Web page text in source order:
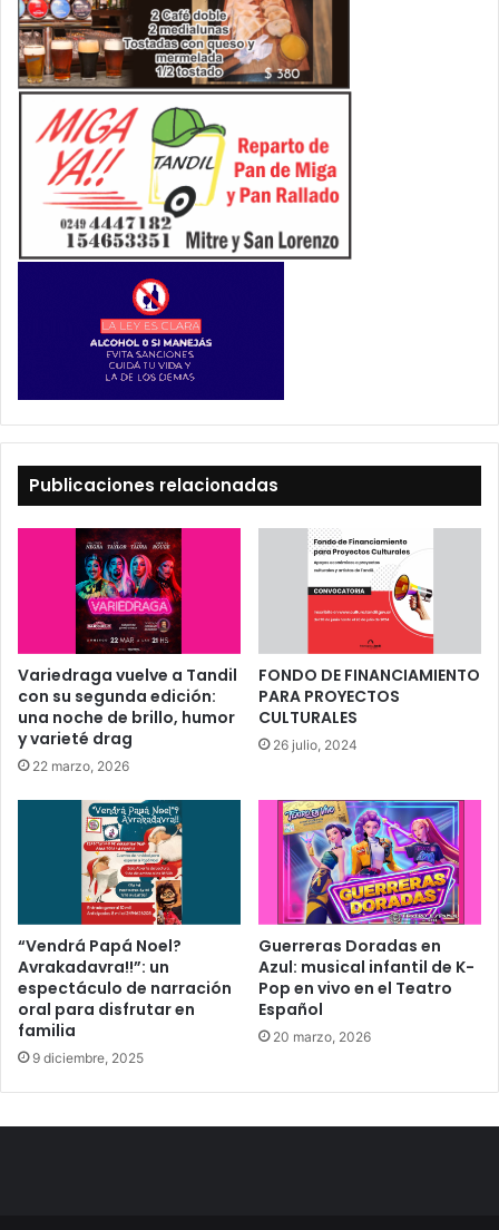
Publicaciones relacionadas
Variedraga vuelve a Tandil
con su segunda edición:
una noche de brillo, humor
y varieté drag
22 marzo, 2026
FONDO DE FINANCIAMIENTO
PARA PROYECTOS
CULTURALES
26 julio, 2024
“Vendrá Papá Noel?
Avrakadavra!!”: un
espectáculo de narración
oral para disfrutar en
familia
9 diciembre, 2025
Guerreras Doradas en
Azul: musical infantil de K-
Pop en vivo en el Teatro
Español
20 marzo, 2026